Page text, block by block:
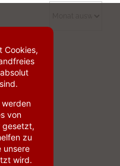
Cookies,
werden
von
gesetzt,
zu
unsere
wird.